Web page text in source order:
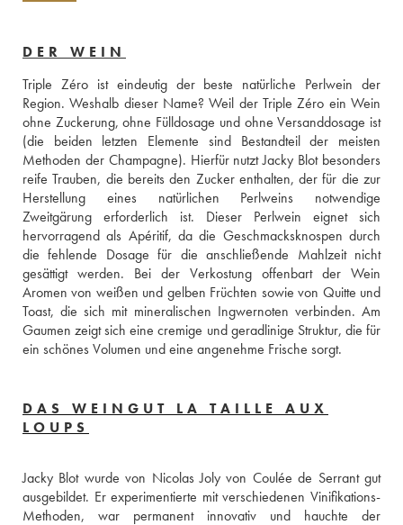
DER WEIN
Triple Zéro ist eindeutig der beste natürliche Perlwein der
Region. Weshalb dieser Name? Weil der Triple Zéro ein Wein
ohne Zuckerung, ohne Fülldosage und ohne Versanddosage ist
(die beiden letzten Elemente sind Bestandteil der meisten
Methoden der Champagne). Hierfür nutzt Jacky Blot besonders
reife Trauben, die bereits den Zucker enthalten, der für die zur
Herstellung eines natürlichen Perlweins notwendige
Zweitgärung erforderlich ist. Dieser Perlwein eignet sich
hervorragend als Apéritif, da die Geschmacksknospen durch
die fehlende Dosage für die anschließende Mahlzeit nicht
gesättigt werden. Bei der Verkostung offenbart der Wein
Aromen von weißen und gelben Früchten sowie von Quitte und
Toast, die sich mit mineralischen Ingwernoten verbinden. Am
Gaumen zeigt sich eine cremige und geradlinige Struktur, die für
DAS WEINGUT LA TAILLE AUX
LOUPS
Jacky Blot wurde von Nicolas Joly von Coulée de Serrant gut
ausgebildet. Er experimentierte mit verschiedenen Vinifikations-
Methoden, war permanent innovativ und hauchte der